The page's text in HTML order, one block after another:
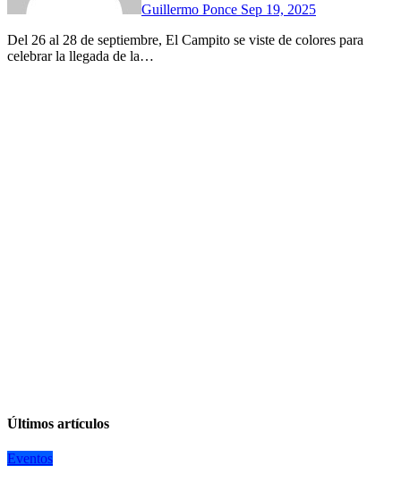
Guillermo Ponce Sep 19, 2025
Del 26 al 28 de septiembre, El Campito se viste de colores para
celebrar la llegada de la…
Últimos artículos
Eventos